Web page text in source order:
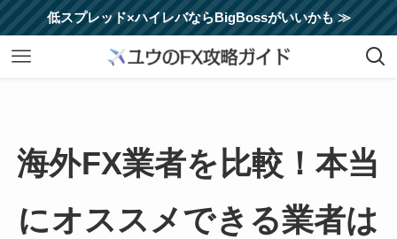
低スプレッド×ハイレバならBigBossがいいかも ≫
海外FX業者を比較！本当
にオススメできる業者は